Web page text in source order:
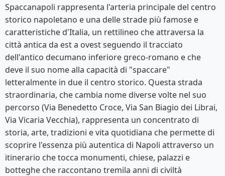
Spaccanapoli rappresenta l'arteria principale del centro
storico napoletano e una delle strade più famose e
caratteristiche d'Italia, un rettilineo che attraversa la
città antica da est a ovest seguendo il tracciato
dell'antico decumano inferiore greco-romano e che
deve il suo nome alla capacità di "spaccare"
letteralmente in due il centro storico. Questa strada
straordinaria, che cambia nome diverse volte nel suo
percorso (Via Benedetto Croce, Via San Biagio dei Librai,
Via Vicaria Vecchia), rappresenta un concentrato di
storia, arte, tradizioni e vita quotidiana che permette di
scoprire l'essenza più autentica di Napoli attraverso un
itinerario che tocca monumenti, chiese, palazzi e
botteghe che raccontano tremila anni di civiltà